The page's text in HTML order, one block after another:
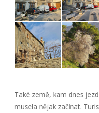
Také země, kam dnes
musela nějak začínat.